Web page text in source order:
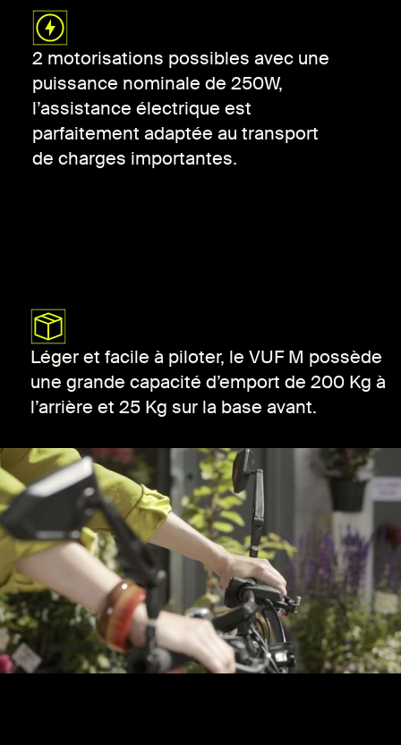
2 motorisations possibles avec une
puissance nominale de 250W,
l’assistance électrique est
parfaitement adaptée au transport
de charges importantes.
Léger et facile à piloter, le VUF M possède
une grande capacité d’emport de 200 Kg à
l’arrière et 25 Kg sur la base avant.